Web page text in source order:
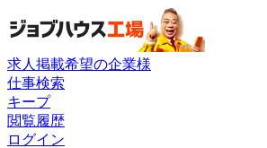
求人掲載希望の企業様
仕事検索
キープ
閲覧履歴
ログイン